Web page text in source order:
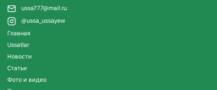
ussa777@mail.ru
@ussa_ussayew
Главная
Ussatlar
Новости
Статьи
Фото и видео